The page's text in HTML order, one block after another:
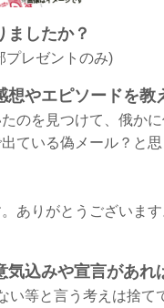
ましたか？
プレゼントのみ)
やエピソードを教
のを見つけて、俄か
ている偽メール？と
ありがとうございます
込みや宣言があれ
い等と言う考えは捨